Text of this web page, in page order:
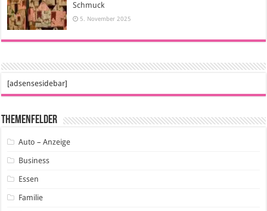
Schmuck
5. November 2025
[adsensesidebar]
Themenfelder
Auto – Anzeige
Business
Essen
Familie